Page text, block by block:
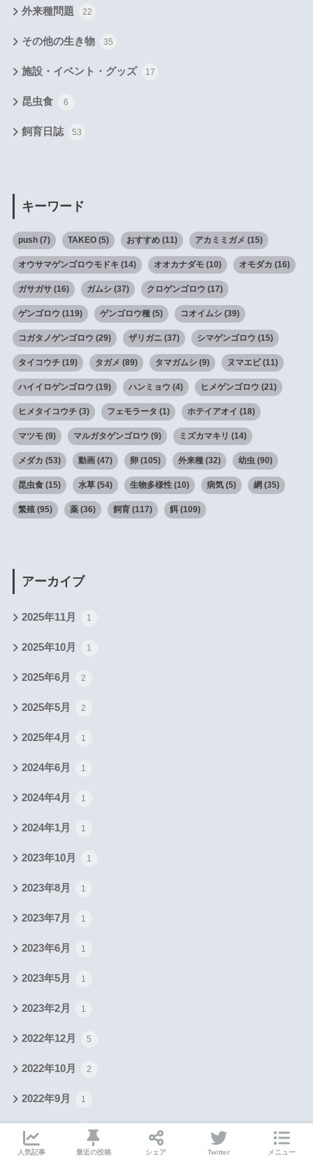
外来種問題 22
その他の生き物 35
施設・イベント・グッズ 17
昆虫食 6
飼育日誌 53
キーワード
push(7) TAKEO(5) おすすめ(11) アカミミガメ (15)
オウサマゲンゴロウモドキ (14) オオカナダモ(10) オモダカ (16)
ガサガサ(16) ガムシ(37) クロゲンゴロウ (17)
ゲンゴロウ (119) ゲンゴロウ種(5) コオイムシ(39)
コガタノゲンゴロウ (29) ザリガニ (37) シマゲンゴロウ (15)
タイコウチ(19) タガメ (89) タマガムシ(9) ヌマエビ(11)
ハイイロゲンゴロウ (19) ハンミョウ (4) ヒメゲンゴロウ (21)
ヒメタイコウチ(3) フェモラータ (1) ホテイアオイ (18)
マツモ(9) マルガタゲンゴロウ (9) ミズカマキリ (14)
メダカ (53) 動画(47) 卵(105) 外来種(32) 幼虫 (90)
昆虫食(15) 水草(54) 生物多様性(10) 病気(5) 網(35)
繁殖(95) 薬(36) 飼育(117) 餌(109)
アーカイブ
2025年11月 1
2025年10月 1
2025年6月 2
2025年5月 2
2025年4月 1
2024年6月 1
2024年4月 1
2024年1月 1
2023年10月 1
2023年8月 1
2023年7月 1
2023年6月 1
2023年5月 1
2023年2月 1
2022年12月 5
2022年10月 2
2022年9月 1
2022年8月
2022年7月
人気記事 最近の投稿 シェア Twitter メニュー